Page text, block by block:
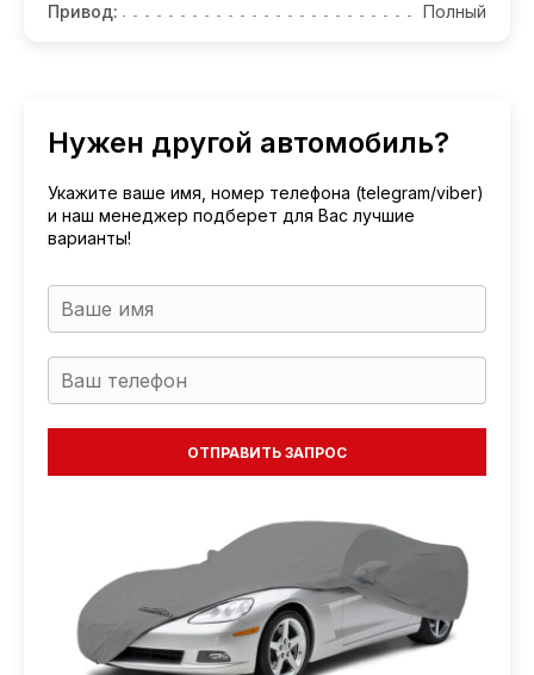
Привод:
Полный
Нужен другой автомобиль?
Укажите ваше имя, номер телефона (telegram/viber)
и наш менеджер подберет для Вас лучшие
варианты!